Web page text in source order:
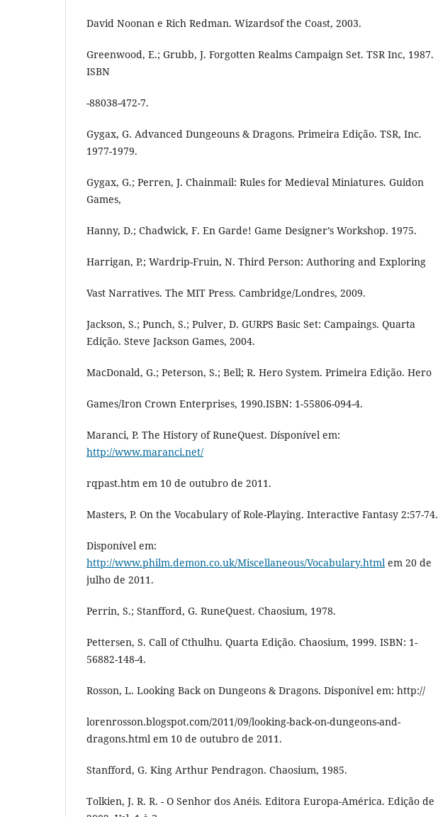
David Noonan e Rich Redman. Wizardsof the Coast, 2003.
Greenwood, E.; Grubb, J. Forgotten Realms Campaign Set. TSR Inc, 1987.
ISBN
-88038-472-7.
Gygax, G. Advanced Dungeouns & Dragons. Primeira Edição. TSR, Inc.
1977-1979.
Gygax, G.; Perren, J. Chainmail: Rules for Medieval Miniatures. Guidon
Games,
Hanny, D.; Chadwick, F. En Garde! Game Designer’s Workshop. 1975.
Harrigan, P.; Wardrip-Fruin, N. Third Person: Authoring and Exploring
Vast Narratives. The MIT Press. Cambridge/Londres, 2009.
Jackson, S.; Punch, S.; Pulver, D. GURPS Basic Set: Campaings. Quarta
Edição. Steve Jackson Games, 2004.
MacDonald, G.; Peterson, S.; Bell; R. Hero System. Primeira Edição. Hero
Games/Iron Crown Enterprises, 1990.ISBN: 1-55806-094-4.
Maranci, P. The History of RuneQuest. Dísponível em:
http://www.maranci.net/
rqpast.htm em 10 de outubro de 2011.
Masters, P. On the Vocabulary of Role-Playing. Interactive Fantasy 2:57-74.
Disponível em:
http://www.philm.demon.co.uk/Miscellaneous/Vocabulary.html em 20 de
julho de 2011.
Perrin, S.; Stanfford, G. RuneQuest. Chaosium, 1978.
Pettersen, S. Call of Cthulhu. Quarta Edição. Chaosium, 1999. ISBN: 1-
56882-148-4.
Rosson, L. Looking Back on Dungeons & Dragons. Disponível em: http://
lorenrosson.blogspot.com/2011/09/looking-back-on-dungeons-and-
dragons.html em 10 de outubro de 2011.
Stanfford, G. King Arthur Pendragon. Chaosium, 1985.
Tolkien, J. R. R. - O Senhor dos Anéis. Editora Europa-América. Edição de